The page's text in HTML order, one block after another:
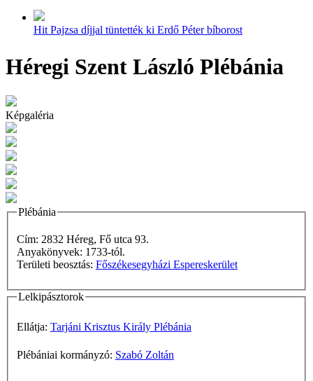
Hit Pajzsa díjjal tüntették ki Erdő Péter bíborost
Héregi Szent László Plébánia
Képgaléria
Plébánia
Cím: 2832 Héreg, Fő utca 93.
Anyakönyvek: 1733-tól.
Területi beosztás: Főszékesegyházi Espereskerület
Lelkipásztorok
Ellátja: Tarjáni Krisztus Király Plébánia
Plébániai kormányzó: Szabó Zoltán